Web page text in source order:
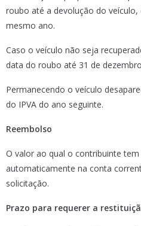
roubo até a devolução do
mesmo ano.
Caso o veículo não seja
data do roubo até 31 de
Permanecendo o veículo
do IPVA do ano seguinte.
Reembolso
O valor ao qual o contribuinte
automaticamente na conta
solicitação.
Prazo para requerer a